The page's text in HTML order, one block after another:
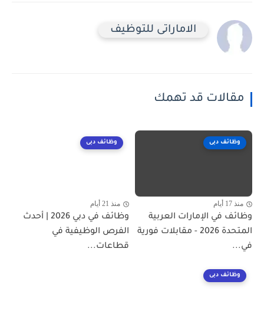
الاماراتى للتوظيف
مقالات قد تهمك
وظائف دبى
منذ 17 أيام
وظائف في الإمارات العربية
المتحدة 2026 - مقابلات فورية
في...
وظائف دبى
منذ 21 أيام
وظائف في دبي 2026 | أحدث
الفرص الوظيفية في
قطاعات...
وظائف دبى